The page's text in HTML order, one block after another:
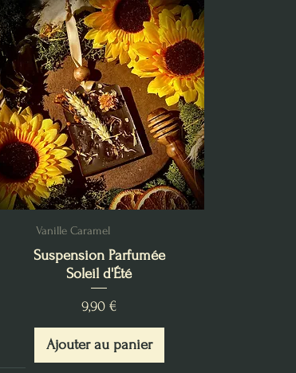
Vanille Caramel
Suspension Parfumée
Soleil d'Été
Prix
9,90 €
Ajouter au panier